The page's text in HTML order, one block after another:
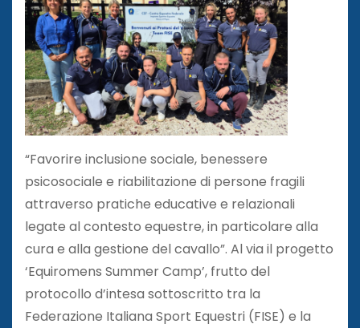
“Favorire inclusione sociale, benessere
psicosociale e riabilitazione di persone fragili
attraverso pratiche educative e relazionali
legate al contesto equestre, in particolare alla
cura e alla gestione del cavallo”. Al via il progetto
‘Equiromens Summer Camp’, frutto del
protocollo d’intesa sottoscritto tra la
Federazione Italiana Sport Equestri (FISE) e la